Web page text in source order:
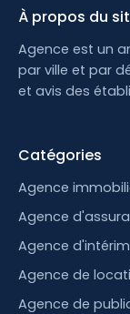
À propos du
Agence est un
par ville et par
et avis des
Catégories
Agence
Agence
Agence d'intérim
Agence de
Agence de